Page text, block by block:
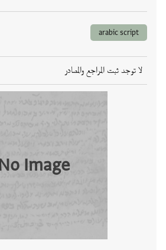
arabic script
لا توجد ثبت المراجع والمصادر
Image